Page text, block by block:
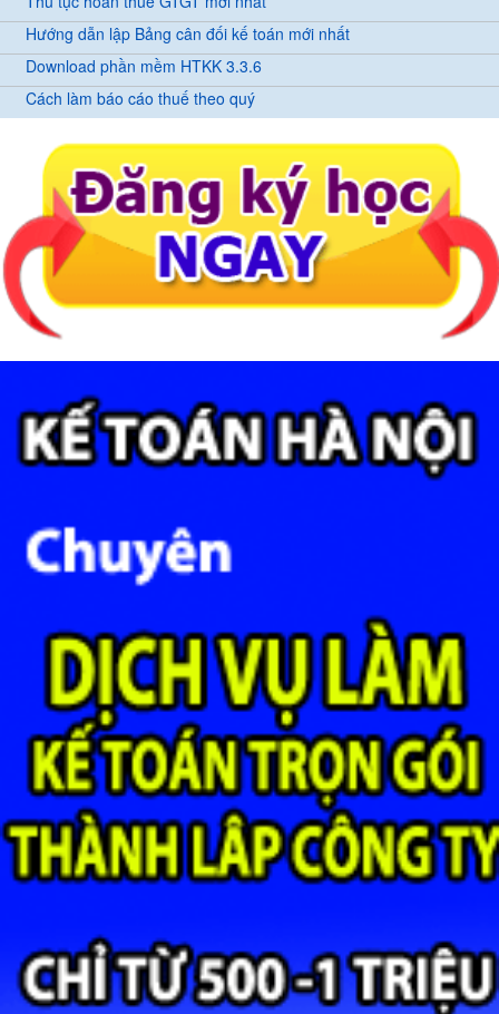
Hướng dẫn lập Bảng cân đối kế toán mới nhất
Download phần mềm HTKK 3.3.6
Cách làm báo cáo thuế theo quý